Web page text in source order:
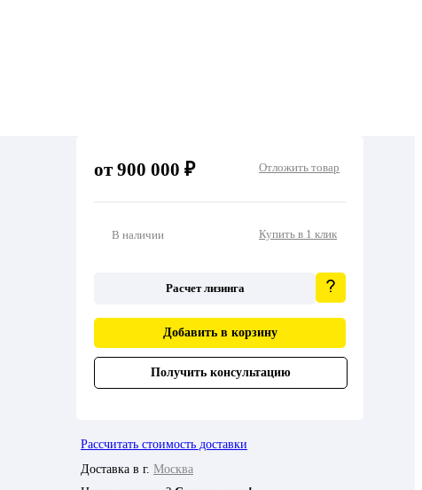
от 900 000 ₽ Отложить товар
В наличии Купить в 1 клик
Расчет лизинга
Добавить в корзину
Получить консультацию
Рассчитать стоимость доставки
Доставка в г. Москва